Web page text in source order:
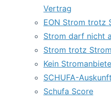
Vertrag
EON Strom trotz
Strom darf nicht
Strom trotz
Kein
SCHUFA-
Schufa Score